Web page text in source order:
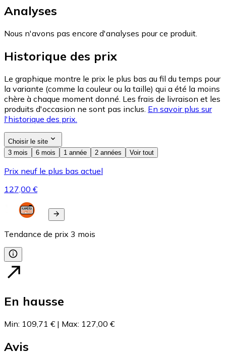
Analyses
Nous n'avons pas encore d'analyses pour ce produit.
Historique des prix
Le graphique montre le prix le plus bas au fil du temps pour
la variante (comme la couleur ou la taille) qui a été la moins
chère à chaque moment donné. Les frais de livraison et les
produits d'occasion ne sont pas inclus. En savoir plus sur
l'historique des prix.
Choisir le site
3 mois
6 mois 1 année 2 années Voir tout
Prix neuf le plus bas actuel
127,00 €
Tendance de prix 3 mois
En hausse
Min: 109,71 € | Max: 127,00 €
Avis